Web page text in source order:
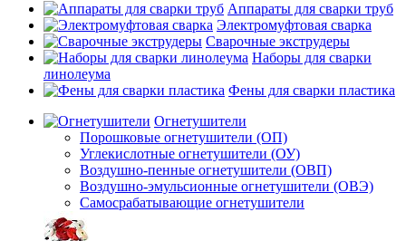
Аппараты для сварки труб
Электромуфтовая сварка
Сварочные экструдеры
Наборы для сварки
линолеума
Фены для сварки пластика
Огнетушители
Порошковые огнетушители (ОП)
Углекислотные огнетушители (ОУ)
Воздушно-пенные огнетушители (ОВП)
Воздушно-эмульсионные огнетушители (ОВЭ)
Самосрабатывающие огнетушители